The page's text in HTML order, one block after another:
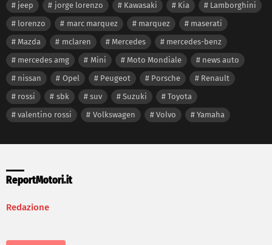
jeep
jorge lorenzo Kawasaki Kia
Lamborghini
lorenzo
marc marquez marquez
maserati
Mazda
mclaren Mercedes
mercedes-benz
mercedes amg
Mini Moto Mondiale
news auto
nissan
Opel Peugeot Porsche
Renault
rossi
sbk suv Suzuki
Toyota
valentino rossi
Volkswagen Volvo Yamaha
ReportMotori.it
Redazione